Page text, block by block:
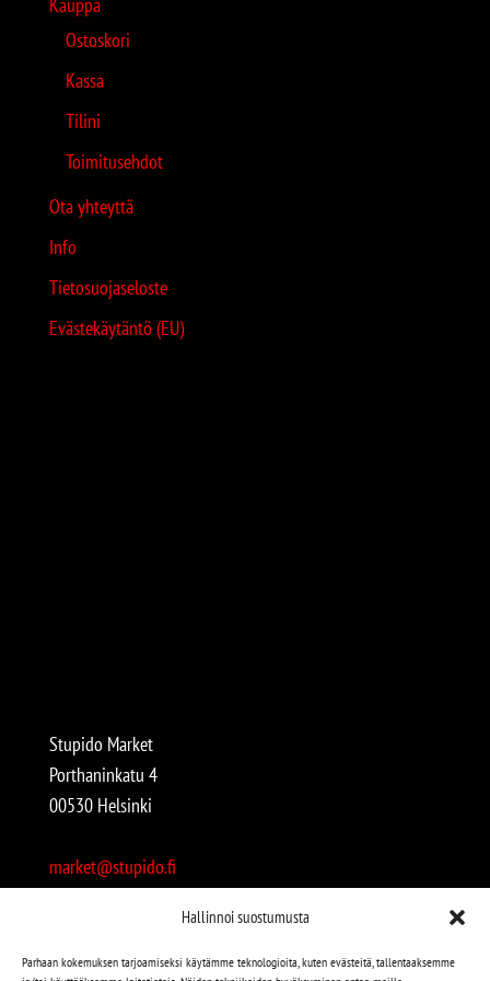
Hallinnoi suostumusta
Parhaan kokemuksen tarjoamiseksi käytämme teknologioita, kuten evästeitä, tallentaaksemme
Kauppa
Ostoskori
Kassa
Tilini
Toimitusehdot
Ota yhteyttä
Info
Tietosuojaseloste
Evästekäytäntö (EU)
Stupido Market
Porthaninkatu 4
00530 Helsinki
market@stupido.fi
Avoinna: